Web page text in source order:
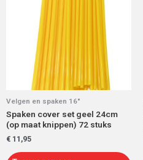
Velgen en spaken 16"
Spaken cover set geel 24cm
(op maat knippen) 72 stuks
€ 11,95